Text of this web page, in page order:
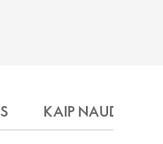
KAIP NAUDOTI?